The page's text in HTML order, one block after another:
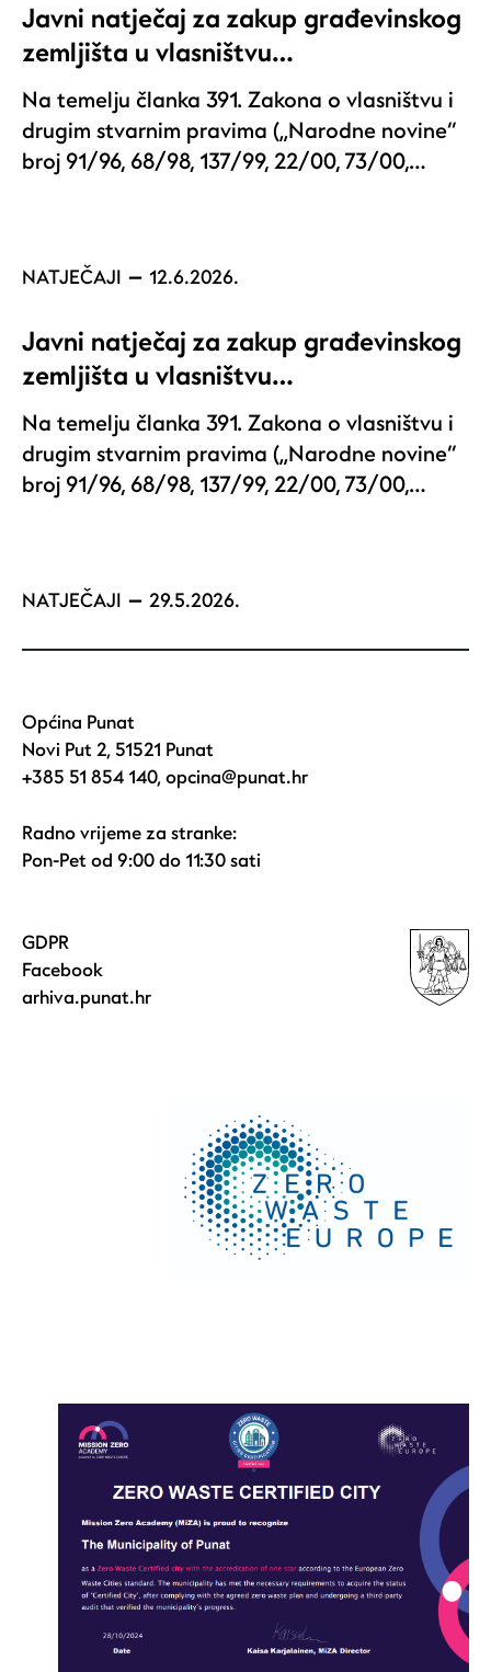
Javni natječaj za zakup građevinskog
zemljišta u vlasništvu…
Na temelju članka 391. Zakona o vlasništvu i
drugim stvarnim pravima („Narodne novine“
broj 91/96, 68/98, 137/99, 22/00, 73/00,…
NATJEČAJI 12.6.2026.
Javni natječaj za zakup građevinskog
zemljišta u vlasništvu…
Na temelju članka 391. Zakona o vlasništvu i
drugim stvarnim pravima („Narodne novine“
broj 91/96, 68/98, 137/99, 22/00, 73/00,…
NATJEČAJI 29.5.2026.
Općina Punat
Novi Put 2, 51521 Punat
+385 51 854 140,opcina@punat.hr
Radno vrijeme za stranke:
Pon-Pet od 9:00 do 11:30 sati
GDPR
Facebook
arhiva.punat.hr